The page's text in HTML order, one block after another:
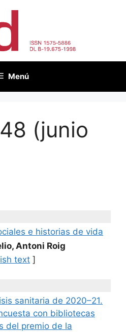
Menú
(junio
e historias de vida
Antoni Roig
text ]
sanitaria de 2020–21.
con bibliotecas
del premio de la